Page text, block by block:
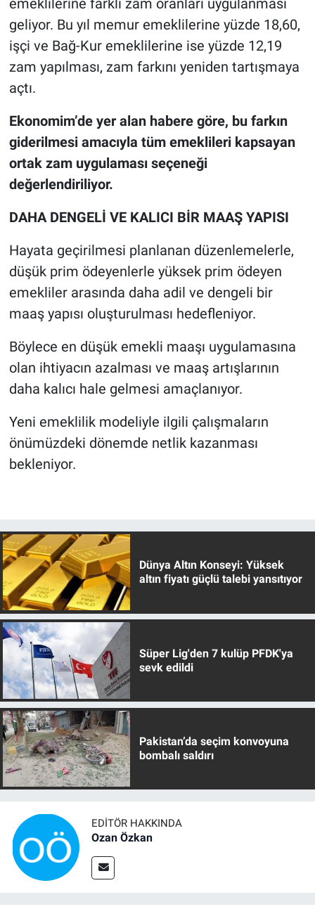
emeklilerine farklı zam oranları uygulanması
geliyor. Bu yıl memur emeklilerine yüzde 18,60,
işçi ve Bağ-Kur emeklilerine ise yüzde 12,19
zam yapılması, zam farkını yeniden tartışmaya
açtı.
Ekonomim’de yer alan habere göre, bu farkın
giderilmesi amacıyla tüm emeklileri kapsayan
ortak zam uygulaması seçeneği
değerlendiriliyor.
DAHA DENGELİ VE KALICI BİR MAAŞ YAPISI
Hayata geçirilmesi planlanan düzenlemelerle,
düşük prim ödeyenlerle yüksek prim ödeyen
emekliler arasında daha adil ve dengeli bir
maaş yapısı oluşturulması hedefleniyor.
Böylece en düşük emekli maaşı uygulamasına
olan ihtiyacın azalması ve maaş artışlarının
daha kalıcı hale gelmesi amaçlanıyor.
Yeni emeklilik modeliyle ilgili çalışmaların
önümüzdeki dönemde netlik kazanması
bekleniyor.
Dünya Altın Konseyi: Yüksek
altın fiyatı güçlü talebi yansıtıyor
Süper Lig'den 7 kulüp PFDK'ya
sevk edildi
Pakistan’da seçim konvoyuna
bombalı saldırı
EDITÖR HAKKINDA
Ozan Özkan